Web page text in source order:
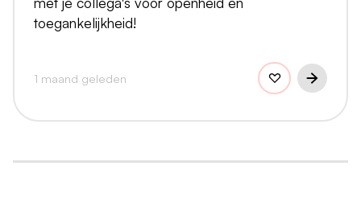
toegankelijkheid!
1 maand geleden